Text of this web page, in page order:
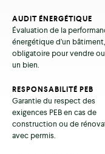
AUDIT ÉNERGÉTIQUE
Évaluation de la
énergétique d’un bâtiment,
obligatoire pour vendre
un bien.
RESPONSABILITÉ PEB
Garantie du respect des
exigences PEB en cas de
construction ou de
avec permis.